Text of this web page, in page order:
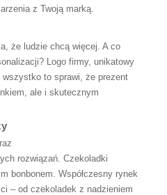
z Twoją marką.
że ludzie chcą więcej. A co
Logo firmy, unikatowy
to sprawi, że prezent
ale i skutecznym
rozwiązań. Czekoladki
bonbonem. Współczesny rynek
– od czekoladek z nadzieniem